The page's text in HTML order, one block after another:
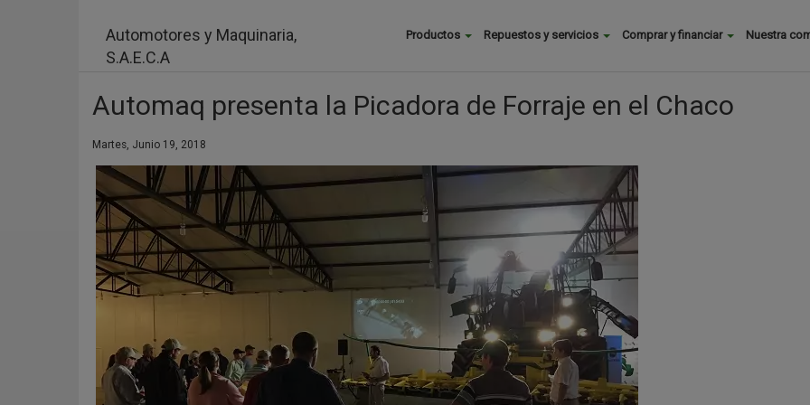
Automotores y Maquinaria,
S.A.E.C.A
Buscar
Productos Repuestos y servicios Comprar y financiar Nuestra
Automaq presenta la Picadora de Forraje en el Chaco
Martes, Junio 19, 2018